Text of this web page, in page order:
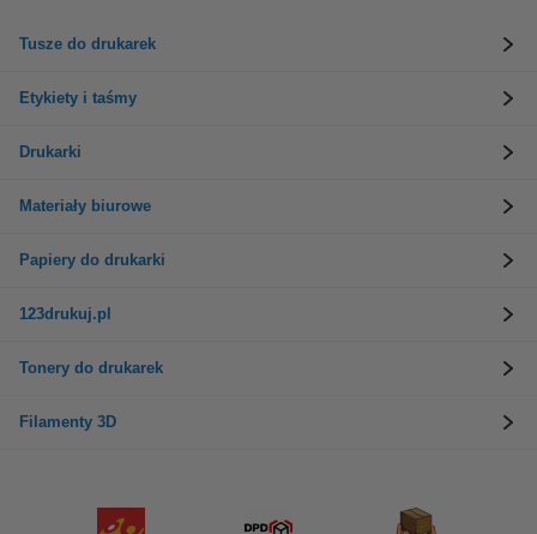
Tusze do drukarek
Etykiety i taśmy
Drukarki
Materiały biurowe
Papiery do drukarki
123drukuj.pl
Tonery do drukarek
Filamenty 3D